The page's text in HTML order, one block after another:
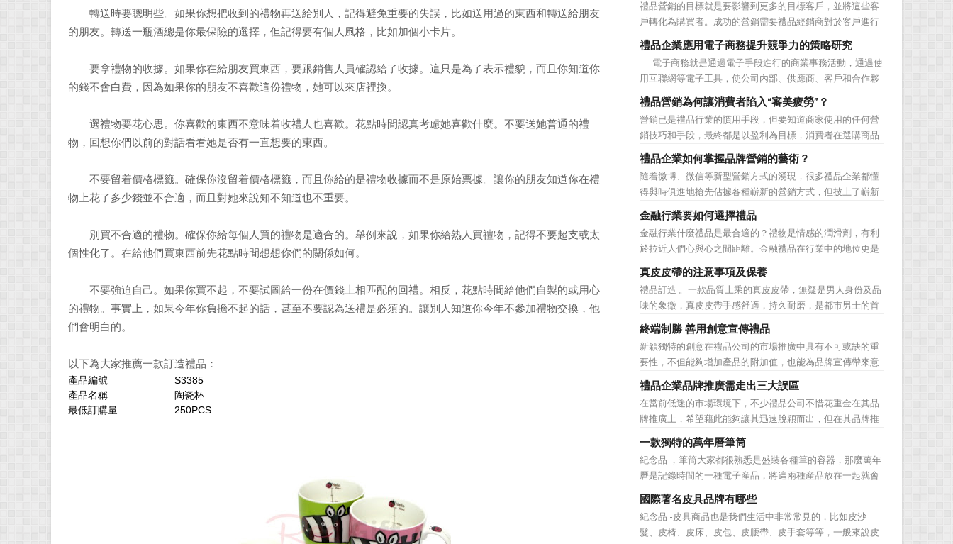
轉送時要聰明些。如果你想把收到的禮物再送給別人，記得避免重要的失誤，比如送用過的東西和轉送給朋友
的朋友。轉送一瓶酒總是你最保險的選擇，但記得要有個人風格，比如加個小卡片。
要拿禮物的收據。如果你在給朋友買東西，要跟銷售人員確認給了收據。這只是為了表示禮貌，而且你知道你
的錢不會白費，因為如果你的朋友不喜歡這份禮物，她可以來店裡換。
選禮物要花心思。你喜歡的東西不意味着收禮人也喜歡。花點時間認真考慮她喜歡什麼。不要送她普通的禮
物，回想你們以前的對話看看她是否有一直想要的東西。
不要留着價格標籤。確保你沒留着價格標籤，而且你給的是禮物收據而不是原始票據。讓你的朋友知道你在禮
物上花了多少錢並不合適，而且對她來說知不知道也不重要。
別買不合適的禮物。確保你給每個人買的禮物是適合的。舉例來說，如果你給熟人買禮物，記得不要超支或太
個性化了。在給他們買東西前先花點時間想想你們的關係如何。
不要強迫自己。如果你買不起，不要試圖給一份在價錢上相匹配的回禮。相反，花點時間給他們自製的或用心
的禮物。事實上，如果今年你負擔不起的話，甚至不要認為送禮是必須的。讓別人知道你今年不參加禮物交換，他
們會明白的。
以下為大家推薦一款訂造禮品：
產品編號
S3385
產品名稱
陶瓷杯
最低訂購量
250PCS
禮品營銷的目標就是要影響到更多的目標客戶，並將這些客
戶轉化為購買者。成功的營銷需要禮品經銷商對於客戶進行
相應的分類，了解不同類型客戶的貢獻度，從而有的放矢的
制定相應的營銷對策，而這需要對於客戶研究方面更多地投
入，這不僅是銷售環節的事，也需要營銷管理策略的整體支
持。具體來說，有以下...
禮品企業應用電子商務提升競爭力的策略研究
電子商務就是通過電子手段進行的商業事務活動，通過使
用互聯網等電子工具，使公司內部、供應商、客戶和合作夥
伴之間，利用電子業務共享信息，實現企業間業務流程的電
子化，配合企業內部的電子化生產管理系統，提高企業的生
產、庫存、流通和資金等各個環節的效率。它具有結構性、
動態性、社...
禮品營銷為何讓消費者陷入“審美疲勞”？
營銷已是禮品行業的慣用手段，但要知道商家使用的任何營
銷技巧和手段，最終都是以盈利為目標，消費者在選購商品
時最為關注的便是如何利用最低的費用購買到最超值的貨
品。在禮品公司使用常規的營銷方式的同時，消費者也不免
走陷入了“審美疲勞”。 編者總結了最讓消費者對禮品行
業營銷產生免疫...
禮品企業如何掌握品牌營銷的藝術？
隨着微博、微信等新型營銷方式的湧現，很多禮品企業都懂
得與時俱進地搶先佔據各種嶄新的營銷方式，但披上了嶄新
的營銷軀殼，卻沒有掌握營銷的靈魂。要知道，營銷真正的
價值不是將品牌鋪設到消費者眼前，而是將品牌印到消費者
心裡 與消費者的心理距離的拉近，並不是一朝一夕的事
情，需要做好持...
金融行業要如何選擇禮品
金融行業什麼禮品是最合適的？禮物是情感的潤滑劑，有利
於拉近人們心與心之間距離。金融禮品在行業中的地位更是
不容忽視，因為禮品即是企業形象的象徵，又是企業地位的
彰顯，同時對收禮人來說，一份禮物的永恆意義是語言難以
企及的。難怪有人曾說：再省也不能省禮物，再窮也不能窮
送禮。但是，禮品選擇...
真皮皮帶的注意事項及保養
禮品訂造 。一款品質上乘的真皮皮帶，無疑是男人身份及品
味的象徵，真皮皮帶手感舒適，持久耐磨，是都市男士的首
選。當你還在髮愁老爸生日禮物送什麼的時候，一款真皮皮
帶就是非常不錯的選擇。但是真皮皮帶如果疏於保養，也會
黯然失色，出現裂痕和破損的痕跡，今天小編就爲大家分享
真皮皮帶的注意事項...
終端制勝 善用創意宣傳禮品
新穎獨特的創意在禮品公司的市場推廣中具有不可或缺的重
要性，不但能夠增加產品的附加值，也能為品牌宣傳帶來意
想不到的促進作用。禮品公司如果能夠巧妙運用這些獨具創
意的宣傳禮品來提升宣傳技巧，在終端推廣中將更具競爭
力。 打火機、煙灰缸、鑰匙鏈、毛巾……當今市場上的
宣傳品幾乎是司空...
禮品企業品牌推廣需走出三大誤區
在當前低迷的市場環境下，不少禮品公司不惜花重金在其品
牌推廣上，希望藉此能夠讓其迅速脫穎而出，但在其品牌推
廣的營銷管理思路上，也有許多禮品企業走入了幾大誤區而
無法自拔，這其中，最為常見的誤區有： 誤區一：不清
楚品牌到底在表達什麼 很多禮品企業在推廣品牌之前，
不知道到...
一款獨特的萬年曆筆筒
紀念品 ，筆筒大家都很熟悉是盛裝各種筆的容器，那麼萬年
曆是記錄時間的一種電子産品，將這兩種産品放在一起就會
組合成一個新的産品—萬年曆筆筒，今天小編就來爲您介紹
一款獨特的萬年曆筆筒。 筆筒美觀大方，他是採用皮
料、鐵架和鋁片做外觀，是一款多功能萬年曆筆筒，集時間
溫度，年、月...
國際著名皮具品牌有哪些
紀念品 -皮具商品也是我們生活中非常常見的，比如皮沙
髮、皮椅、皮床、皮包、皮腰帶、皮手套等等，一般來說皮